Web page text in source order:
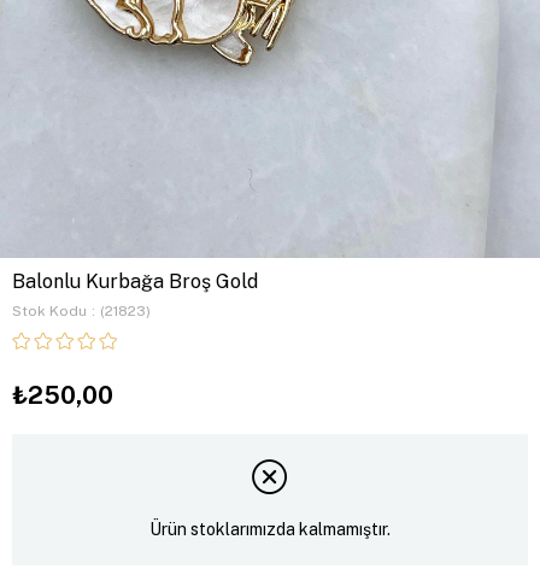
Balonlu Kurbağa Broş Gold
Stok Kodu (21823)
₺250,00
Ürün stoklarımızda kalmamıştır.